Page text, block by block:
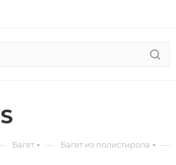
Багет — Багет из полистирола —